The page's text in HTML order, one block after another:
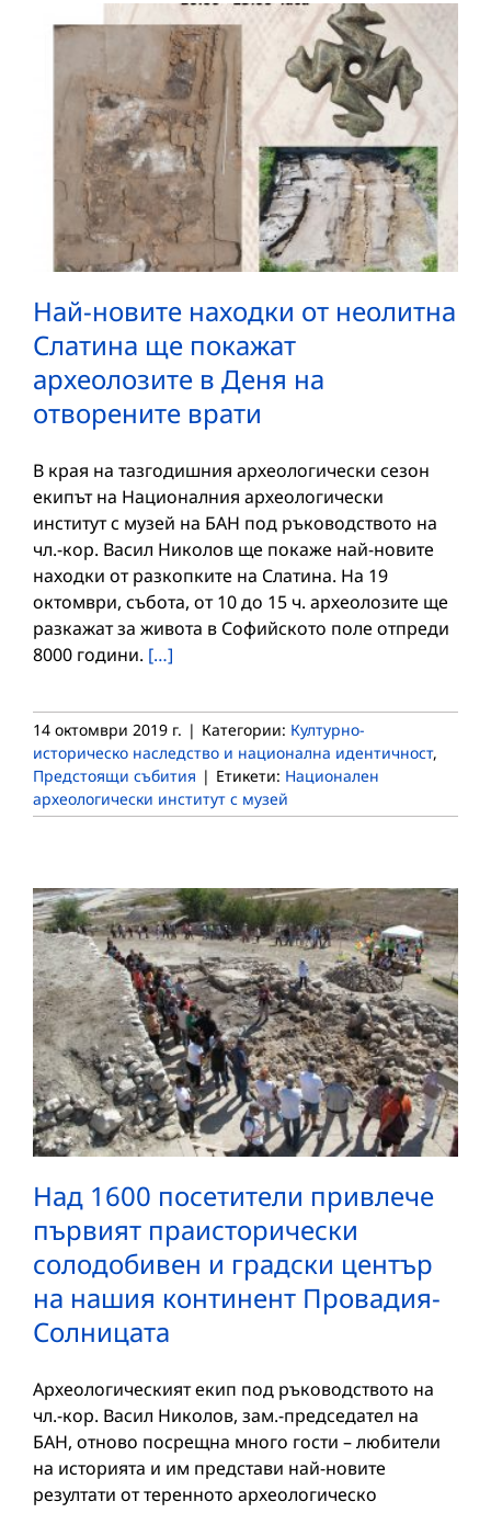
Най-новите находки от неолитна
Слатина ще покажат
археолозите в Деня на
отворените врати
В края на тазгодишния археологически сезон
екипът на Националния археологически
институт с музей на БАН под ръководството на
чл.-кор. Васил Николов ще покаже най-новите
находки от разкопките на Слатина. На 19
октомври, събота, от 10 до 15 ч. археолозите ще
разкажат за живота в Софийското поле отпреди
8000 години. […]
14 октомври 2019 г. | Категории: Културно-
историческо наследство и национална идентичност,
Предстоящи събития | Етикети: Национален
археологически институт с музей
Над 1600 посетители привлече
първият праисторически
солодобивен и градски център
на нашия континент Провадия-
Солницата
Археологическият екип под ръководството на
чл.-кор. Васил Николов, зам.-председател на
БАН, отново посрещна много гости – любители
на историята и им представи най-новите
резултати от теренното археологическо